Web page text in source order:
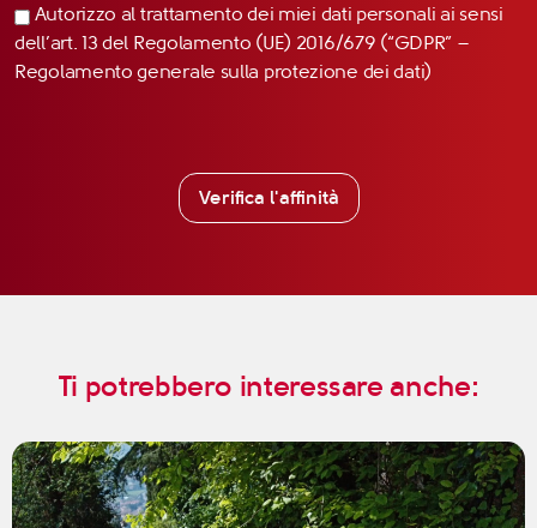
Autorizzo al trattamento dei miei dati personali ai sensi
dell’art. 13 del Regolamento (UE) 2016/679 (“GDPR” –
Regolamento generale sulla protezione dei dati)
Verifica l'affinità
Ti potrebbero interessare anche: